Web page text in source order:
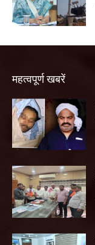
महत्वपूर्ण खबरें